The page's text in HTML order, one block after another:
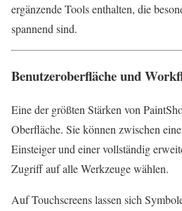
ergänzende Tools enthalten, die
spannend sind.
Benutzeroberfläche und
Eine der größten Stärken von
Oberfläche. Sie können zwischen
Einsteiger und einer vollständig
Zugriff auf alle Werkzeuge wählen.
Auf Touchscreens lassen sich